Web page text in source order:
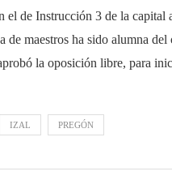
el de Instrucción 3 de la capital
de maestros ha sido alumna
la oposición libre, para
IZAL PREGÓN